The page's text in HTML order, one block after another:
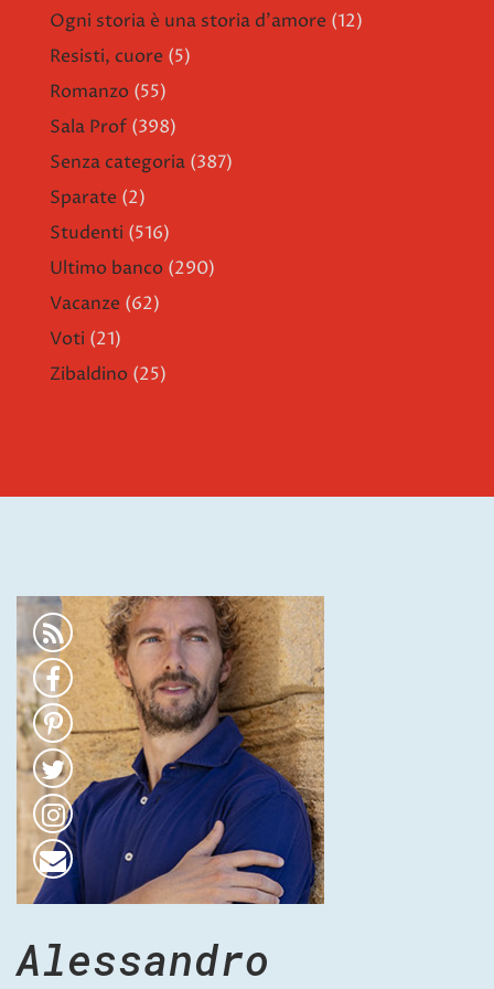
Ogni storia è una storia d'amore (12)
Resisti, cuore (5)
Romanzo (55)
Sala Prof (398)
Senza categoria (387)
Sparate (2)
Studenti (516)
Ultimo banco (290)
Vacanze (62)
Voti (21)
Zibaldino (25)
Alessandro